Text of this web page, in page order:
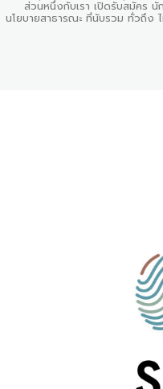
ส่วนหนึ่งกับเรา เปิดรับสมัคร
นโยบายสาธารณะ ที่นับรวม ทั่วถึง